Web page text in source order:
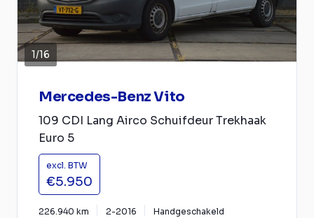
1/16
Mercedes-Benz Vito
109 CDI Lang Airco Schuifdeur Trekhaak
Euro 5
excl. BTW
€5.950
226.940 km 2-2016 Handgeschakeld